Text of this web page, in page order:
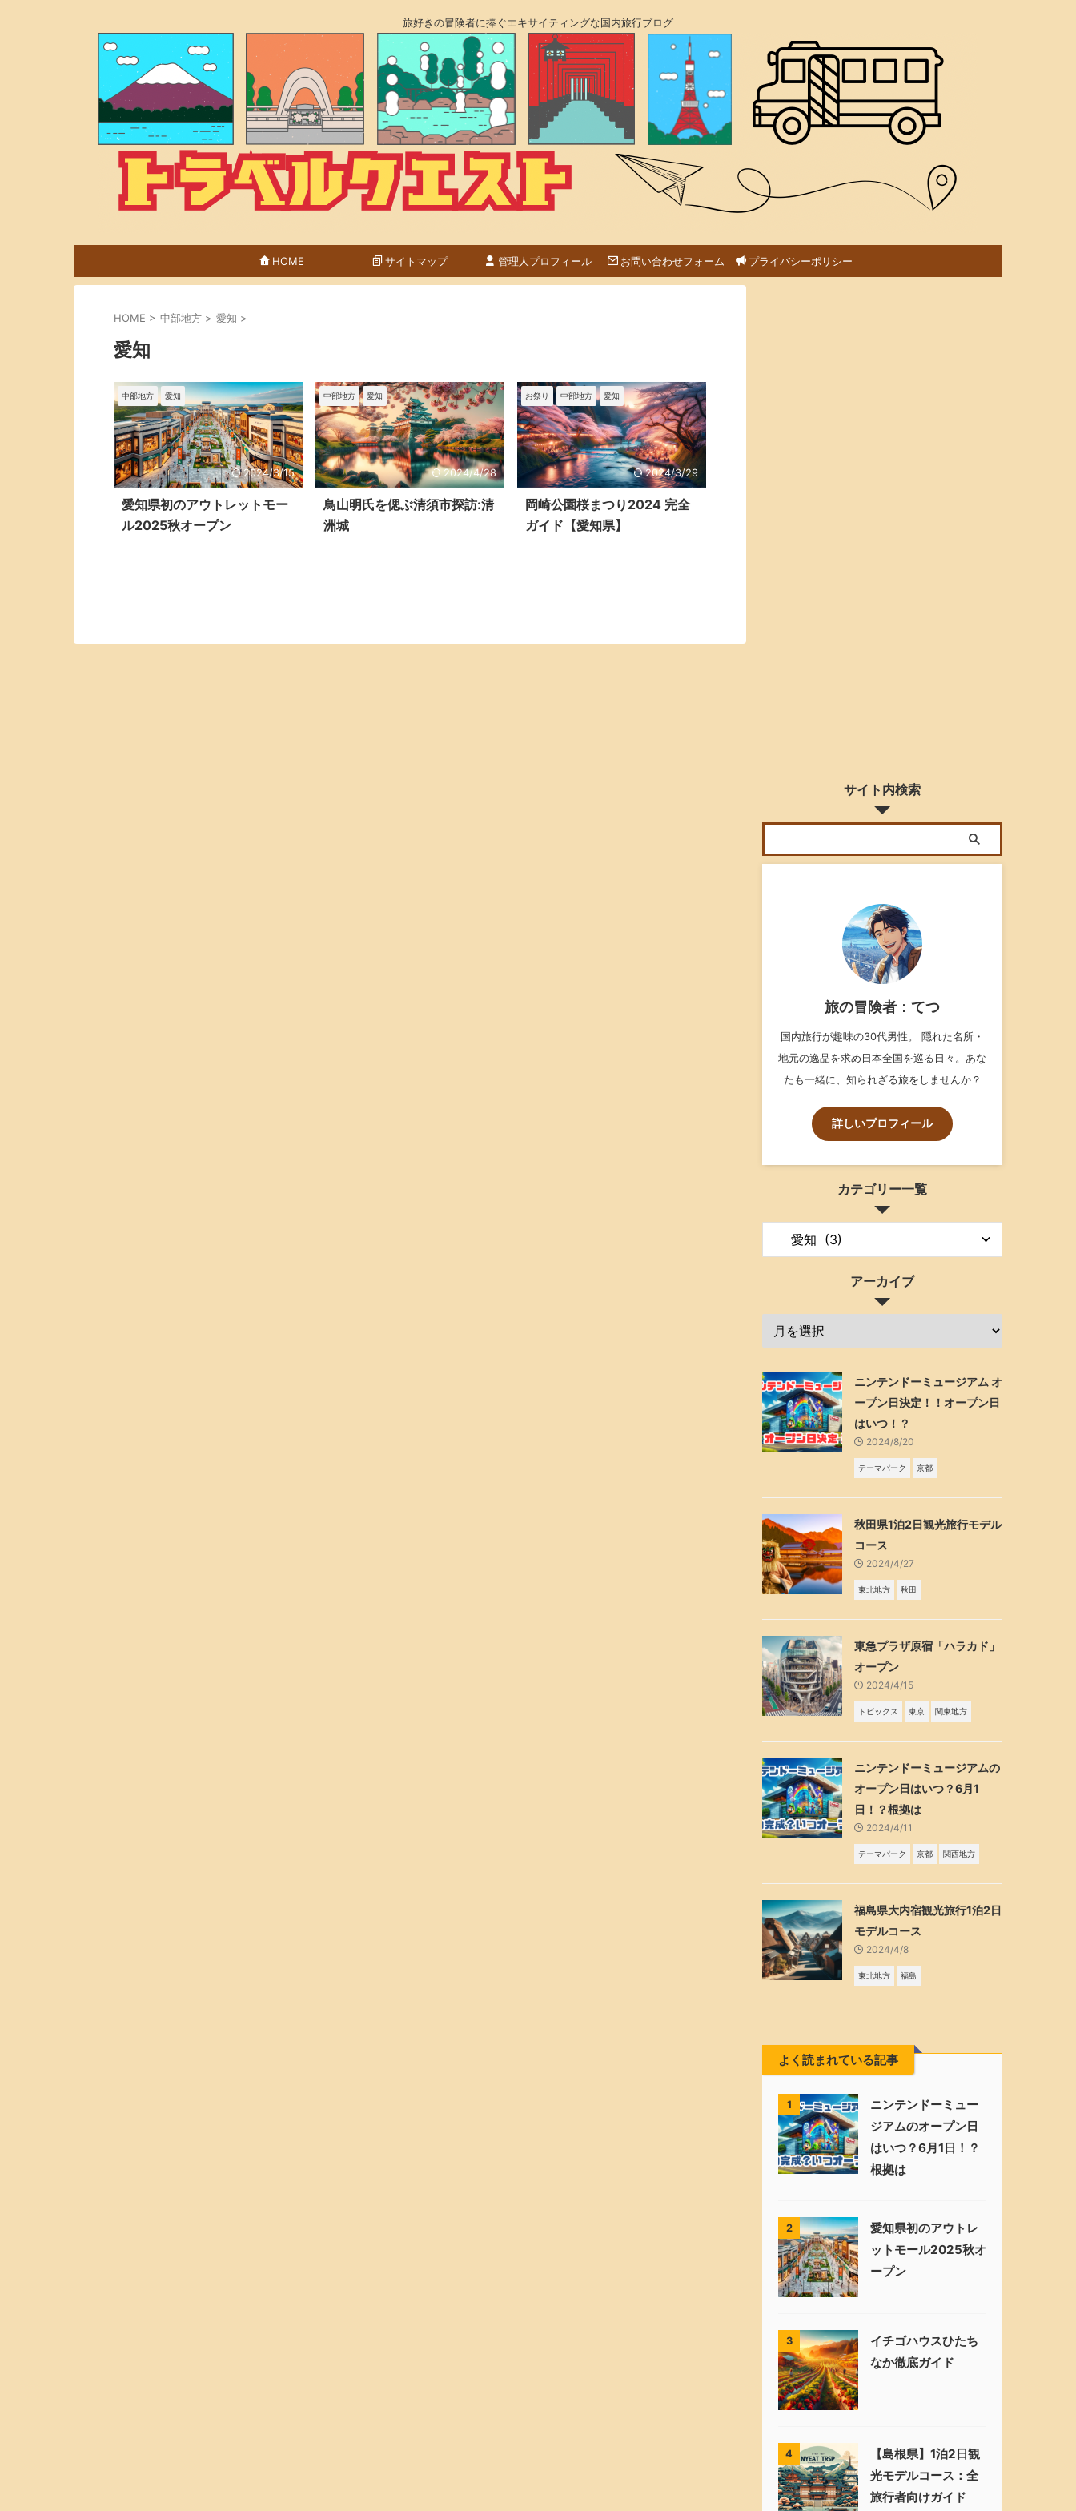
旅好きの冒険者に捧ぐエキサイティングな国内旅行ブログ
HOME サイトマップ 管理人プロフィール お問い合わせフォーム プライバシーポリシー
HOME > 中部地方 > 愛知 >
愛知
中部地方 愛知
2024/3/15
愛知県初のアウトレットモー
ル2025秋オープン
中部地方 愛知
2024/4/28
鳥山明氏を偲ぶ清須市探訪:清
洲城
お祭り 中部地方 愛知
2024/3/29
岡崎公園桜まつり2024 完全
ガイド【愛知県】
サイト内検索
旅の冒険者：てつ
国内旅行が趣味の30代男性。 隠れた名所・
地元の逸品を求め日本全国を巡る日々。あな
たも一緒に、知られざる旅をしませんか？
詳しいプロフィール
カテゴリー一覧
アーカイブ
ニンテンドーミュージアム オ
ープン日決定！！オープン日
はいつ！？
2024/8/20
テーマパーク 京都
秋田県1泊2日観光旅行モデル
コース
2024/4/27
東北地方 秋田
東急プラザ原宿「ハラカド」
オープン
2024/4/15
トピックス 東京 関東地方
ニンテンドーミュージアムの
オープン日はいつ？6月1
日！？根拠は
2024/4/11
テーマパーク 京都 関西地方
福島県大内宿観光旅行1泊2日
モデルコース
2024/4/8
東北地方 福島
よく読まれている記事
1
ニンテンドーミュー
ジアムのオープン日
はいつ？6月1日！？
根拠は
2
愛知県初のアウトレ
ットモール2025秋オ
ープン
3
イチゴハウスひたち
なか徹底ガイド
4
【島根県】1泊2日観
光モデルコース：全
旅行者向けガイド